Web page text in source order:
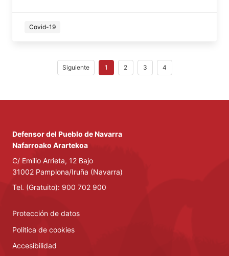
Covid-19
Siguiente 1 2 3 4
Defensor del Pueblo de Navarra
Nafarroako Arartekoa
C/ Emilio Arrieta, 12 Bajo
31002 Pamplona/Iruña (Navarra)
Tel. (Gratuito): 900 702 900
Protección de datos
Política de cookies
Accesibilidad